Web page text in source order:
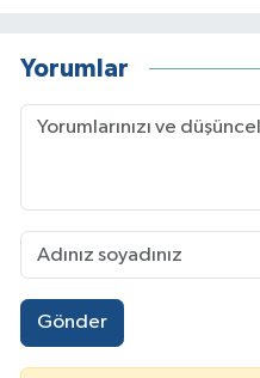
Yorumlar
Gönder